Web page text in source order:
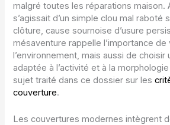
malgré toutes les réparations maison.
s’agissait d’un simple clou mal raboté
clôture, cause sournoise d’usure
mésaventure rappelle l’importance de
l’environnement, mais aussi de choisir
adaptée à l’activité et à la
sujet traité dans ce dossier sur les
couverture.
Les couvertures modernes intègrent